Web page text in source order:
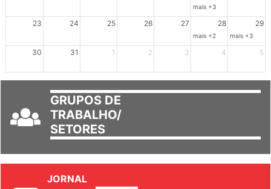
mais +3
23 24 25 26 27 28 29
mais +2 mais +3
30 31 1 2 3 4 5
GRUPOS DE
TRABALHO/
SETORES
JORNAL